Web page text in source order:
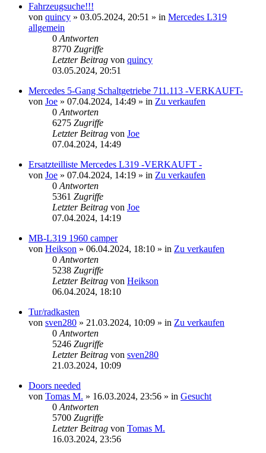
Fahrzeugsuche!!!
von quincy » 03.05.2024, 20:51 » in Mercedes L319
allgemein
0 Antworten
8770 Zugriffe
Letzter Beitrag von quincy
03.05.2024, 20:51
Mercedes 5-Gang Schaltgetriebe 711.113 -VERKAUFT-
von Joe » 07.04.2024, 14:49 » in Zu verkaufen
0 Antworten
6275 Zugriffe
Letzter Beitrag von Joe
07.04.2024, 14:49
Ersatzteilliste Mercedes L319 -VERKAUFT -
von Joe » 07.04.2024, 14:19 » in Zu verkaufen
0 Antworten
5361 Zugriffe
Letzter Beitrag von Joe
07.04.2024, 14:19
MB-L319 1960 camper
von Heikson » 06.04.2024, 18:10 » in Zu verkaufen
0 Antworten
5238 Zugriffe
Letzter Beitrag von Heikson
06.04.2024, 18:10
Tur/radkasten
von sven280 » 21.03.2024, 10:09 » in Zu verkaufen
0 Antworten
5246 Zugriffe
Letzter Beitrag von sven280
21.03.2024, 10:09
Doors needed
von Tomas M. » 16.03.2024, 23:56 » in Gesucht
0 Antworten
5700 Zugriffe
Letzter Beitrag von Tomas M.
16.03.2024, 23:56